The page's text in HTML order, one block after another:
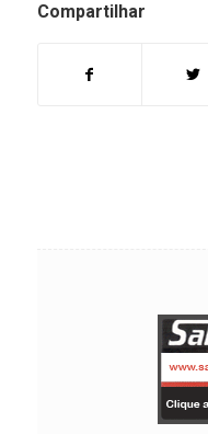
Compartilhar